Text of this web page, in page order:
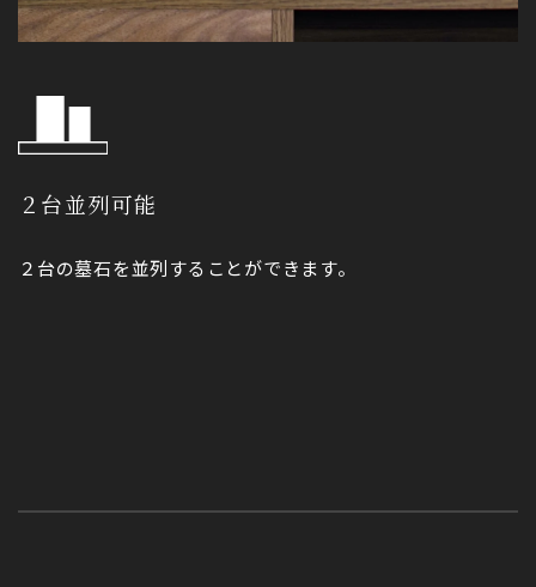
２台並列可能
２台の墓石を並列することができます。